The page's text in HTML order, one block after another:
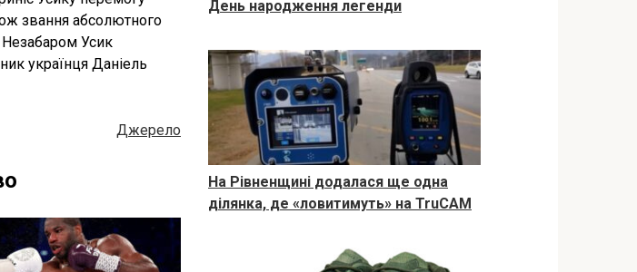
звання абсолютного
Незабаром Усик
українця Даніель
Джерело
День народження легенди
На Рівненщині додалася ще одна
ділянка, де «ловитимуть» на TruCAM